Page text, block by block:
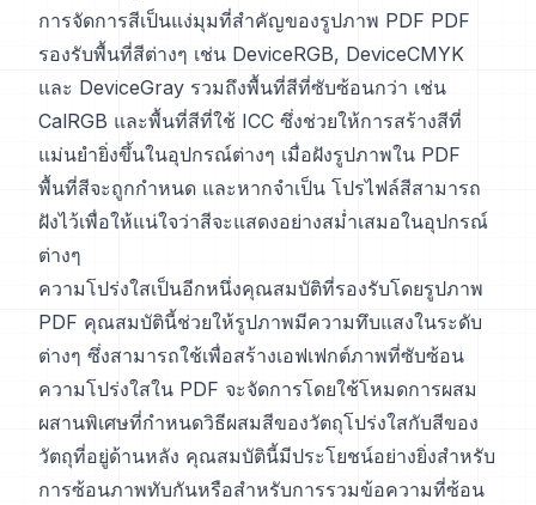
การจัดการสีเป็นแง่มุมที่สำคัญของรูปภาพ PDF PDF
รองรับพื้นที่สีต่างๆ เช่น DeviceRGB, DeviceCMYK
และ DeviceGray รวมถึงพื้นที่สีที่ซับซ้อนกว่า เช่น
CalRGB และพื้นที่สีที่ใช้ ICC ซึ่งช่วยให้การสร้างสีที่
แม่นยำยิ่งขึ้นในอุปกรณ์ต่างๆ เมื่อฝังรูปภาพใน PDF
พื้นที่สีจะถูกกำหนด และหากจำเป็น โปรไฟล์สีสามารถ
ฝังไว้เพื่อให้แน่ใจว่าสีจะแสดงอย่างสม่ำเสมอในอุปกรณ์
ต่างๆ
ความโปร่งใสเป็นอีกหนึ่งคุณสมบัติที่รองรับโดยรูปภาพ
PDF คุณสมบัตินี้ช่วยให้รูปภาพมีความทึบแสงในระดับ
ต่างๆ ซึ่งสามารถใช้เพื่อสร้างเอฟเฟกต์ภาพที่ซับซ้อน
ความโปร่งใสใน PDF จะจัดการโดยใช้โหมดการผสม
ผสานพิเศษที่กำหนดวิธีผสมสีของวัตถุโปร่งใสกับสีของ
วัตถุที่อยู่ด้านหลัง คุณสมบัตินี้มีประโยชน์อย่างยิ่งสำหรับ
การซ้อนภาพทับกันหรือสำหรับการรวมข้อความที่ซ้อน